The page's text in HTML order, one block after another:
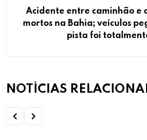
Acidente entre caminhão e
mortos na Bahia; veículos
pista foi
NOTÍCIAS